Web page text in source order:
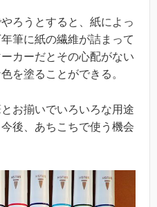
ろうとすると、紙によっ
筆に紙の繊維が詰まって
カーだとその心配がない
を塗ることができる。
お揃いでいろいろな用途
後、あちこちで使う機会